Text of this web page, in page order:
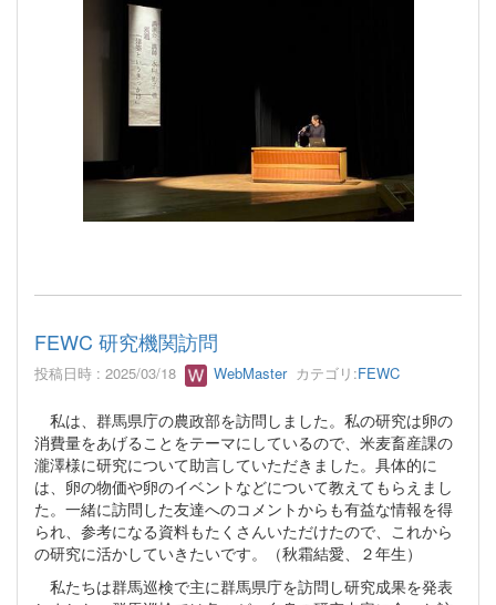
FEWC 研究機関訪問
投稿日時 : 2025/03/18 WebMasterカテゴリ:FEWC
私は、群馬県庁の農政部を訪問しました。私の研究は卵の
消費量をあげることをテーマにしているので、米麦畜産課の
瀧澤様に研究について助言していただきました。具体的に
は、卵の物価や卵のイベントなどについて教えてもらえまし
た。一緒に訪問した友達へのコメントからも有益な情報を得
られ、参考になる資料もたくさんいただけたので、これから
の研究に活かしていきたいです。（秋霜結愛、２年生）
私たちは群馬巡検で主に群馬県庁を訪問し研究成果を発表